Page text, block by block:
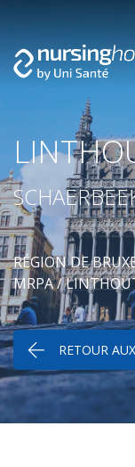
RÉGION DE
MRPA/
RETOUR